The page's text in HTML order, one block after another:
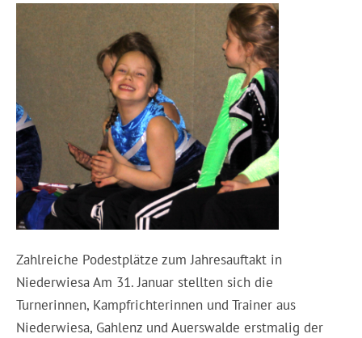
Zahlreiche Podestplätze zum Jahresauftakt in
Niederwiesa Am 31. Januar stellten sich die
Turnerinnen, Kampfrichterinnen und Trainer aus
Niederwiesa, Gahlenz und Auerswalde erstmalig der